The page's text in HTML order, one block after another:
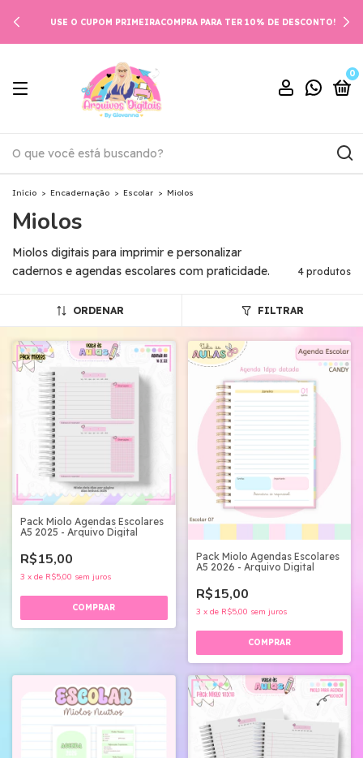
USE O CUPOM PRIMEIRACOMPRA PARA TER 10% DE DESCONTO!
0
Início > Encadernação > Escolar > Miolos
Miolos
Miolos digitais para imprimir e personalizar
cadernos e agendas escolares com praticidade.
4 produtos
ORDENAR FILTRAR
Pack Miolo Agendas Escolares
A5 2025 - Arquivo Digital
R$15,00
3 x de R$5,00 sem juros
Pack Miolo Agendas Escolares
A5 2026 - Arquivo Digital
R$15,00
3 x de R$5,00 sem juros